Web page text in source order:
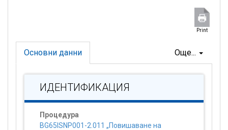
Print
Още...
Основни данни
ИДЕНТИФИКАЦИЯ
Процедура
BG65ISNP001-2.011 „Повишаване на